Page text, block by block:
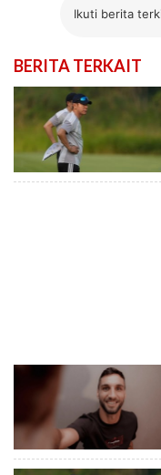
Ikuti berita
BERITA TERKAIT